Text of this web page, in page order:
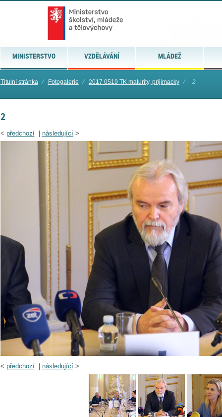
MINISTERSTVO VZDĚLÁVÁNÍ MLÁDEŽ
Titulní stránka ⁄ Fotogalerie ⁄ 2017 0519 TK maturity, prijimacky ⁄ 2
2
< předchozí| následující>
< předchozí| následující>